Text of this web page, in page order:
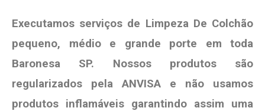
Executamos serviços de Limpeza De Colchão
pequeno, médio e grande porte em toda
Baronesa SP. Nossos produtos são
regularizados pela ANVISA e não usamos
produtos inflamáveis garantindo assim uma